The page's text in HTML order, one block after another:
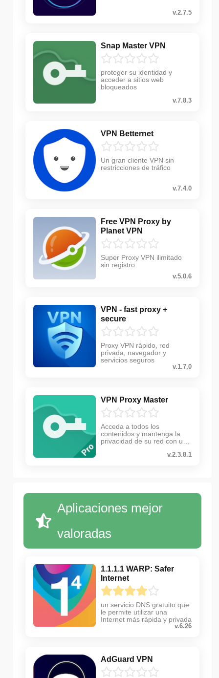
v.2.7.5
Snap Master VPN
proteger su identidad y
acceder a sitios web
bloqueados
v.7.8.3
VPN Betternet
Un gran cliente VPN sin
restricciones de tráfico
v.7.4.0
Free VPN Proxy by
Planet VPN
Super Proxy VPN ilimitado
sin registro
v.5.0.6
VPN - fast proxy +
secure
Proxy VPN rápido, red
privada, navegador y
servicios seguros
v.1.7.0
VPN Proxy Master
Acceda a todos los
contenidos y mantenga la
privacidad de su red con una
v.2.3.8.1
Aplicaciones mejor
valoradas
1.1.1.1 WARP: Safer
Internet
un servicio DNS gratuito que
le permite utilizar una
Internet más rápida y privada
v.6.26
AdGuard VPN